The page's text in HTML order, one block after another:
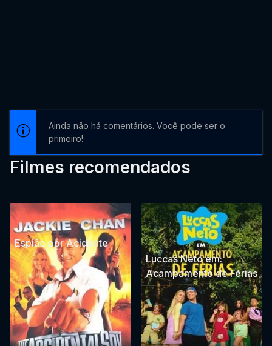
Ainda não há comentários. Você pode ser o
primeiro!
Filmes recomendados
Espião por Acidente
Luccas Neto em:
Acampamento de Férias